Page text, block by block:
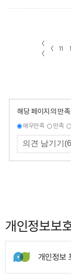
〈
〈
〈 11
해당 페이지의 만
매우만족 만족
개인정보보
개인정보